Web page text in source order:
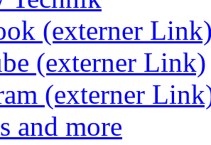
(externer
(externer Link)
(externer
and more